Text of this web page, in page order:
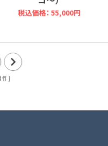
税込価格： 55,000円
次
20
)